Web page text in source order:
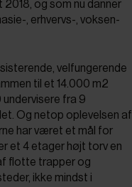
2018, og som nu danner
, erhvervs-, voksen-
velfungerende
til et 14.000 m2
undervisere fra 9
Og netop oplevelsen af
har været et mål for
et 4 etager højt torv en
flotte trapper og
ikke mindst i